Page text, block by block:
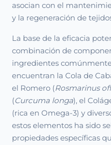
asocian con el
y la regeneración de
La base de la eficacia
combinación de
ingredientes
encuentran la Cola de
el Romero (Rosmarinus
(Curcuma longa), el
(rica en Omega-3) y
estos elementos ha sido
propiedades específicas